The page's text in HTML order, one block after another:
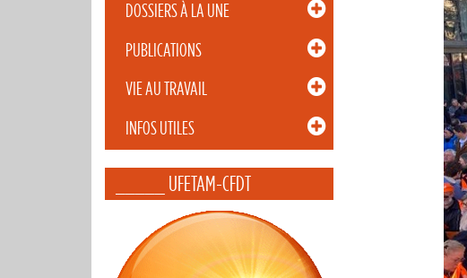
DOSSIERS À LA UNE
PUBLICATIONS
VIE AU TRAVAIL
INFOS UTILES
_____ UFETAM-CFDT